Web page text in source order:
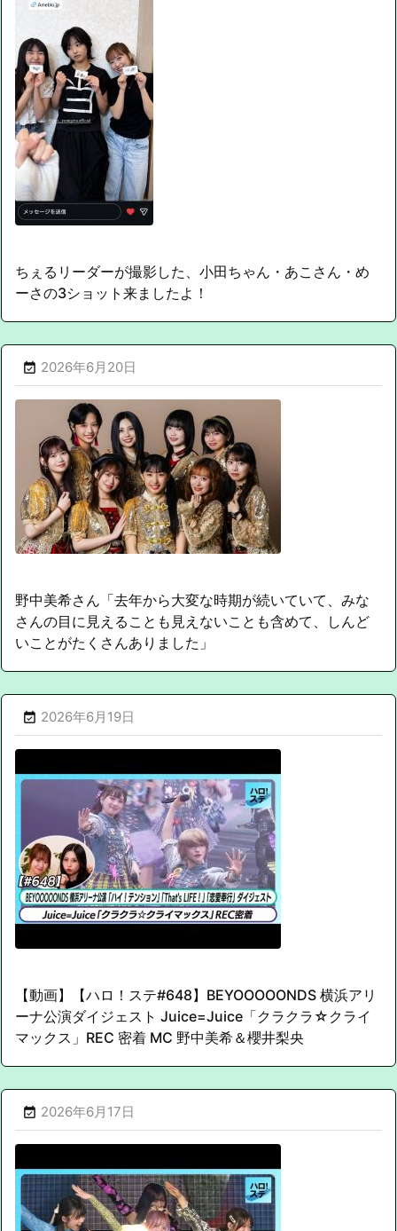
ちぇるリーダーが撮影した、小田ちゃん・あこさん・め
ーさの3ショット来ましたよ！
 2026年6月20日
野中美希さん「去年から大変な時期が続いていて、みな
さんの目に見えることも見えないことも含めて、しんど
いことがたくさんありました」
 2026年6月19日
【動画】【ハロ！ステ#648】BEYOOOOONDS 横浜アリ
ーナ公演ダイジェスト Juice=Juice「クラクラ☆クライ
マックス」REC 密着 MC 野中美希＆櫻井梨央
 2026年6月17日